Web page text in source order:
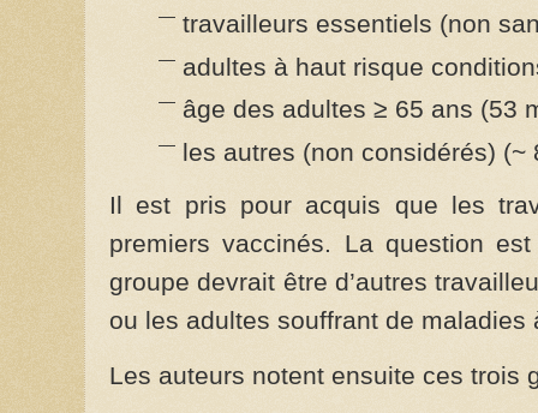
travailleurs essentiels (non
adultes à haut risque
âge des adultes ≥ 65 ans (53
les autres (non considérés) (~
Il est pris pour acquis que les
premiers vaccinés. La question
groupe devrait être d’autres
ou les adultes souffrant de maladies
Les auteurs notent ensuite ces trois